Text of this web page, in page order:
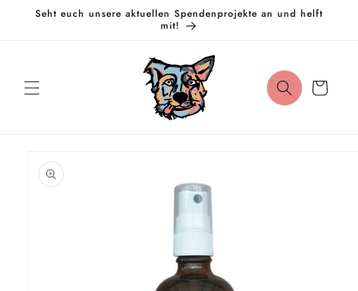
zum
Seht euch unsere aktuellen Spendenprojekte an und helft
mit!
Warenkorb